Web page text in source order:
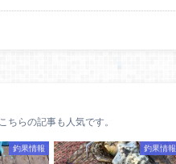
こちらの記事も人気です。
釣果情報 釣果情報